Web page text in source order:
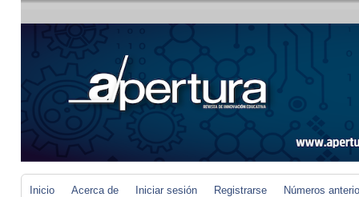
Inicio Acerca de Iniciar sesión Registrarse Números